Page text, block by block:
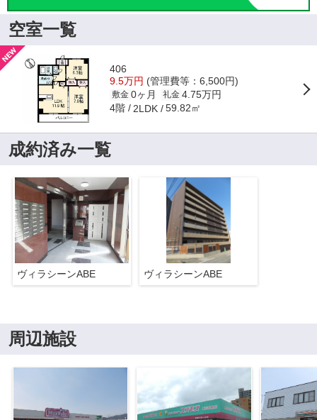
空室一覧
406
9.5万円 (管理費等：6,500円)
敷金 0ヶ月 礼金 4.75万円
4階 2LDK 59.82㎡
成約済み一覧
ヴィラシーンABE ヴィラシーンABE
周辺施設